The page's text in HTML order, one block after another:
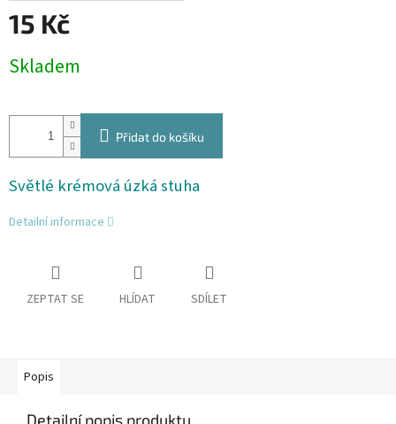
15 Kč
cena:
Skladem
Přidat do košíku
Světlé krémová úzká stuha
Detailní informace
ZEPTAT SE HLÍDAT SDÍLET
Popis
Detailní popis produktu